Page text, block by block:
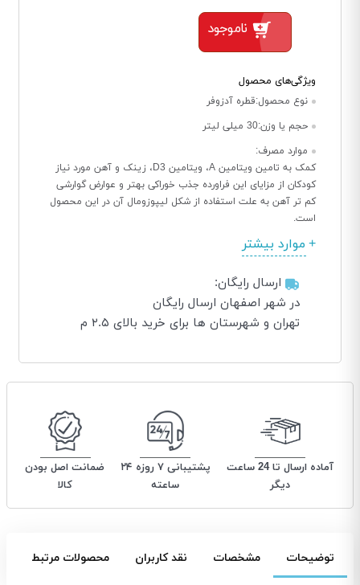
ناموجود
ویژگی‌های محصول
نوع محصول:قطره آدزوفر
حجم یا وزن:30 میلی لیتر
موارد مصرف:
کمک به تامین ویتامین A، ویتامین D3، زینک و آهن مورد نیاز
کودکان از مزایای این فراورده جذب خوراکی بهتر و عوارض گوارشی
کم تر آهن به علت استفاده از شکل لیپوزومال آن در این محصول
است.
موارد بیشتر
ارسال رایگان:
در شهر اصفهان ارسال رایگان
تهران و شهرستان ها برای خرید بالای ۲.۵ م
آماده ارسال تا 24 ساعت
دیگر
پشتیبانی ۷ روزه ۲۴
ساعته
ضمانت اصل بودن
کالا
توضیحات مشخصات نقد کاربران محصولات مرتبط